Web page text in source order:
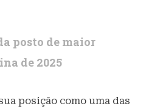
posto de maior
de 2025
posição como uma das